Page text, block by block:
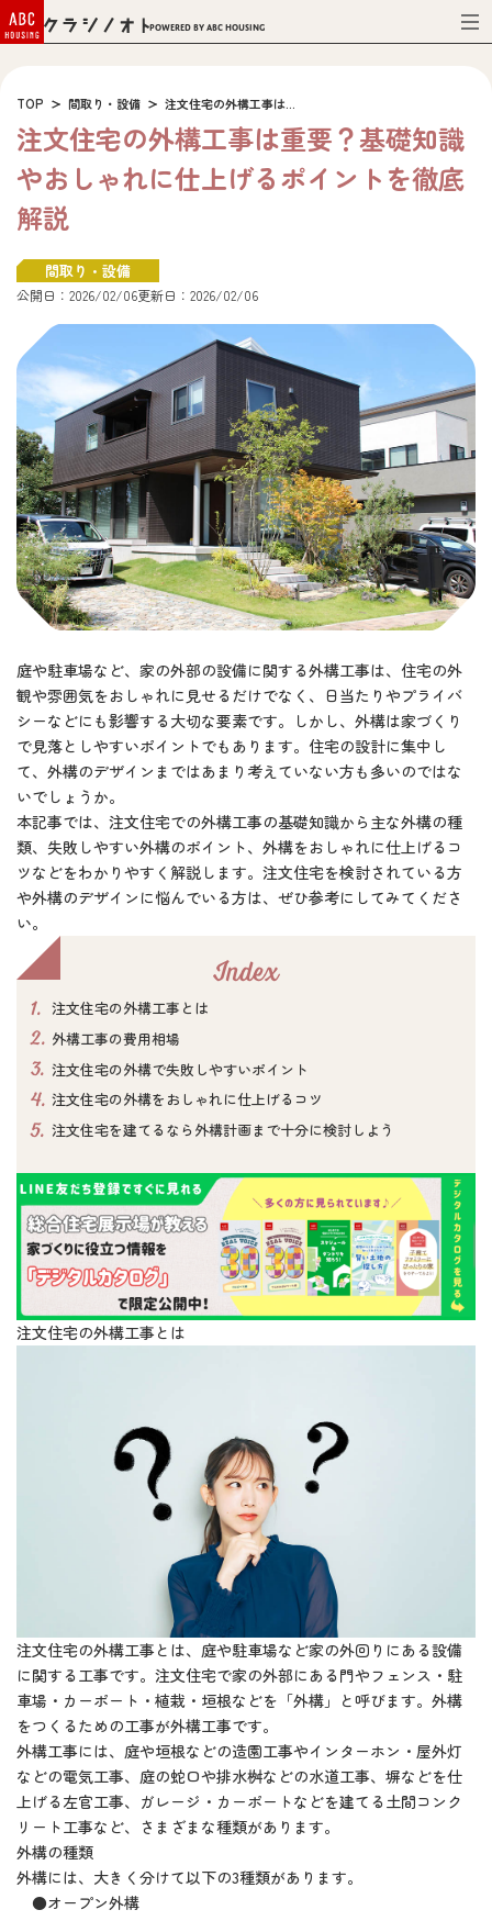
Powered by ABC HOUSING
TOP 間取り・設備 注文住宅の外構工事は...
注文住宅の外構工事は重要？基礎知識
やおしゃれに仕上げるポイントを徹底
解説
間取り・設備
公開日：2026/02/06更新日：2026/02/06
庭や駐車場など、家の外部の設備に関する外構工事は、住宅の外
観や雰囲気をおしゃれに見せるだけでなく、日当たりやプライバ
シーなどにも影響する大切な要素です。しかし、外構は家づくり
で見落としやすいポイントでもあります。住宅の設計に集中し
て、外構のデザインまではあまり考えていない方も多いのではな
いでしょうか。
本記事では、注文住宅での外構工事の基礎知識から主な外構の種
類、失敗しやすい外構のポイント、外構をおしゃれに仕上げるコ
ツなどをわかりやすく解説します。注文住宅を検討されている方
や外構のデザインに悩んでいる方は、ぜひ参考にしてみてくださ
い。
Index
1. 注文住宅の外構工事とは
2. 外構工事の費用相場
3. 注文住宅の外構で失敗しやすいポイント
4. 注文住宅の外構をおしゃれに仕上げるコツ
5. 注文住宅を建てるなら外構計画まで十分に検討しよう
注文住宅の外構工事とは
注文住宅の外構工事とは、庭や駐車場など家の外回りにある設備
に関する工事です。注文住宅で家の外部にある門やフェンス・駐
車場・カーポート・植栽・垣根などを「外構」と呼びます。外構
をつくるための工事が外構工事です。
外構工事には、庭や垣根などの造園工事やインターホン・屋外灯
などの電気工事、庭の蛇口や排水桝などの水道工事、塀などを仕
上げる左官工事、ガレージ・カーポートなどを建てる土間コンク
リート工事など、さまざまな種類があります。
外構の種類
外構には、大きく分けて以下の3種類があります。
●オープン外構